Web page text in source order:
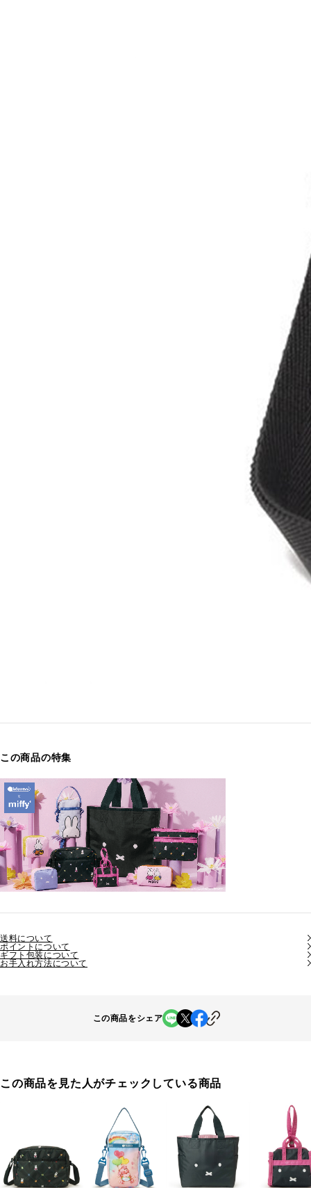
この商品の特集
送料について
ポイントについて
ギフト包装について
お手入れ方法について
この商品をシェア
この商品を見た人がチェックしている商品